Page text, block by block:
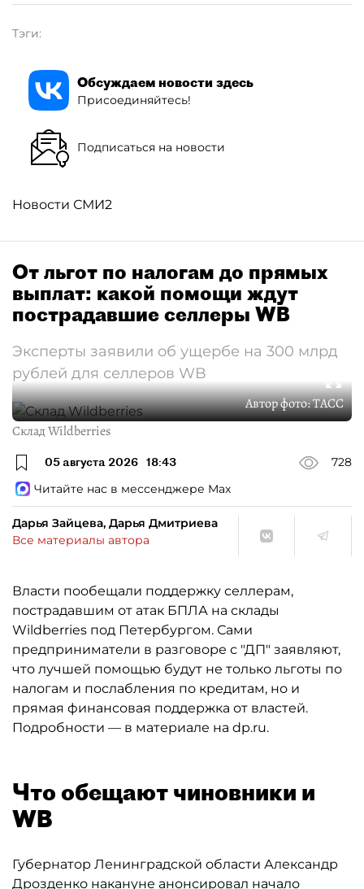
Тэги:
Обсуждаем новости здесь
Присоединяйтесь!
Подписаться на новости
Новости СМИ2
От льгот по налогам до прямых
выплат: какой помощи ждут
пострадавшие селлеры WB
Эксперты заявили об ущербе на 300 млрд
рублей для селлеров WB
Автор фото:ТАСС
Склад Wildberries
05 августа 2026 18:43
728
Читайте нас в мессенджере Max
Дарья Зайцева, Дарья Дмитриева
Все материалы автора
Власти пообещали поддержку селлерам,
пострадавшим от атак БПЛА на склады
Wildberries под Петербургом. Сами
предприниматели в разговоре с "ДП" заявляют,
что лучшей помощью будут не только льготы по
налогам и послабления по кредитам, но и
прямая финансовая поддержка от властей.
Подробности — в материале на dp.ru.
Что обещают чиновники и
WB
Губернатор Ленинградской области Александр
Дрозденко накануне анонсировал начало